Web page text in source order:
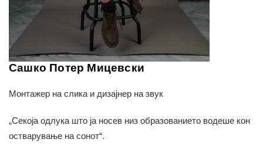
Сашко Потер Мицевски
Монтажер на слика и дизајнер на звук
„Секоја одлука што ја носев низ образованието водеше кон
остварување на сонот“.